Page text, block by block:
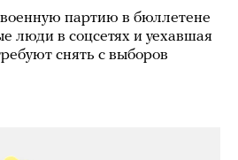
партию в бюллетене
люди в соцсетях и уехавшая
снять с выборов